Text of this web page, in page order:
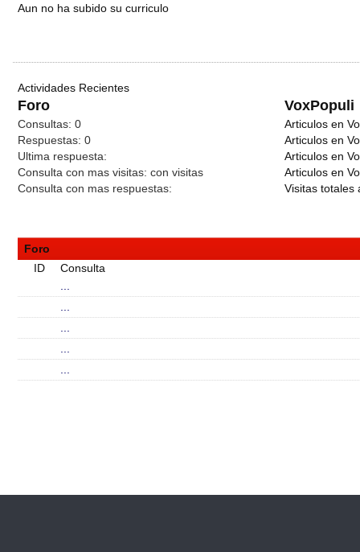
Aun no ha subido su curriculo
Actividades Recientes
Foro VoxPopuli
Consultas: 0
Respuestas: 0
Ultima respuesta:
Consulta con mas visitas: con visitas
Consulta con mas respuestas:
Articulos en
Articulos en
Articulos en
Articulos en
Visitas totales
Foro
ID
Consulta